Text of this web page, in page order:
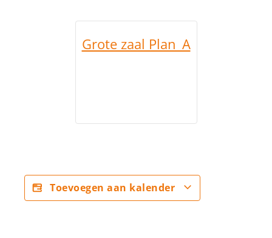
Grote zaal Plan_A
Toevoegen aan kalender